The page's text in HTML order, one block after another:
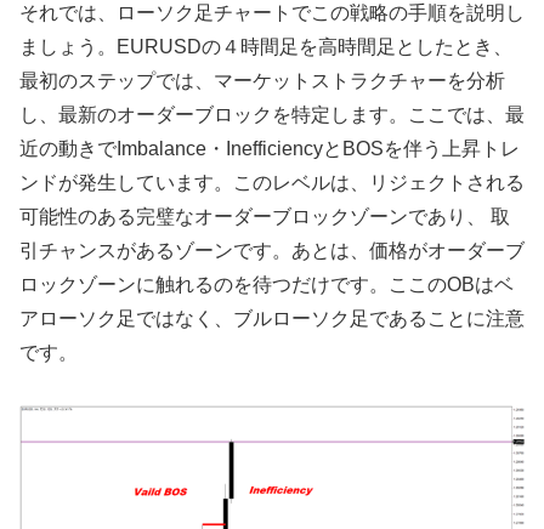
それでは、ローソク足チャートでこの戦略の手順を説明し
ましょう。EURUSDの４時間足を高時間足としたとき、
最初のステップでは、マーケットストラクチャーを分析
し、最新のオーダーブロックを特定します。ここでは、最
近の動きでImbalance・InefficiencyとBOSを伴う上昇トレ
ンドが発生しています。このレベルは、リジェクトされる
可能性のある完璧なオーダーブロックゾーンであり、 取
引チャンスがあるゾーンです。あとは、価格がオーダーブ
ロックゾーンに触れるのを待つだけです。ここのOBはベ
アローソク足ではなく、ブルローソク足であることに注意
です。